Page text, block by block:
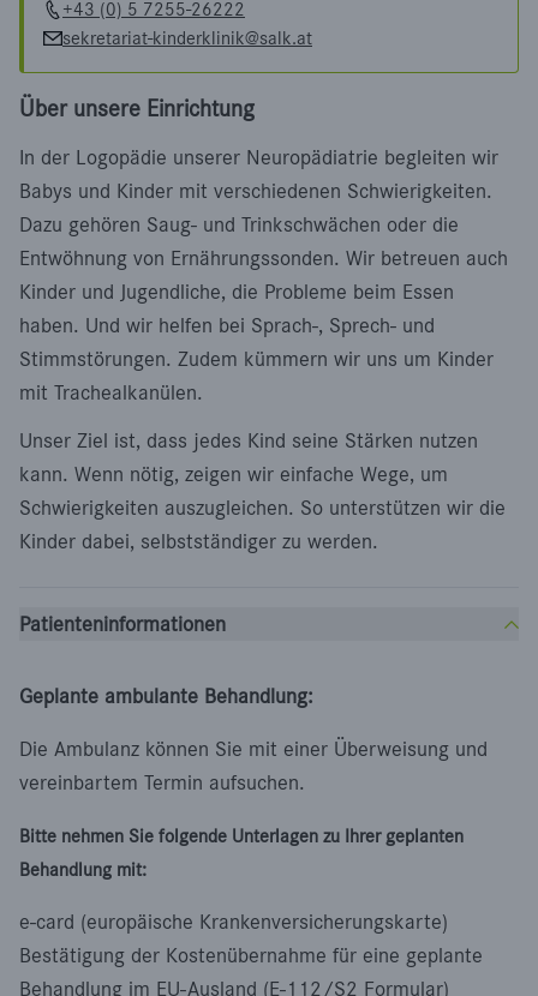
+43 (0) 5 7255-26222
sekretariat-kinderklinik@salk.at
Über unsere Einrichtung
In der Logopädie unserer Neuropädiatrie begleiten wir
Babys und Kinder mit verschiedenen Schwierigkeiten.
Dazu gehören Saug- und Trinkschwächen oder die
Entwöhnung von Ernährungssonden. Wir betreuen auch
Kinder und Jugendliche, die Probleme beim Essen
haben. Und wir helfen bei Sprach-, Sprech- und
Stimmstörungen. Zudem kümmern wir uns um Kinder
mit Trachealkanülen.
Unser Ziel ist, dass jedes Kind seine Stärken nutzen
kann. Wenn nötig, zeigen wir einfache Wege, um
Schwierigkeiten auszugleichen. So unterstützen wir die
Kinder dabei, selbstständiger zu werden.
Patienteninformationen
Geplante ambulante Behandlung:
Die Ambulanz können Sie mit einer Überweisung und
vereinbartem Termin aufsuchen.
Bitte nehmen Sie folgende Unterlagen zu Ihrer geplanten
Behandlung mit:
e-card (europäische Krankenversicherungskarte)
Bestätigung der Kostenübernahme für eine geplante
Behandlung im EU-Ausland (E-112/S2 Formular)